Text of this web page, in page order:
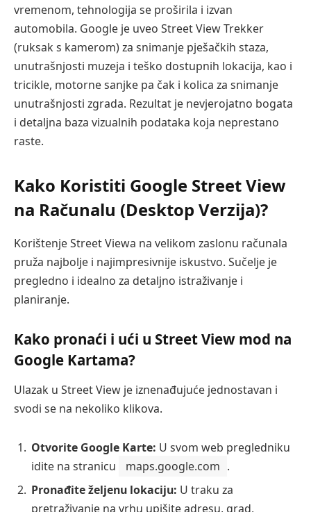
vremenom, tehnologija se proširila i izvan
automobila. Google je uveo Street View Trekker
(ruksak s kamerom) za snimanje pješačkih staza,
unutrašnjosti muzeja i teško dostupnih lokacija, kao i
tricikle, motorne sanjke pa čak i kolica za snimanje
unutrašnjosti zgrada. Rezultat je nevjerojatno bogata
i detaljna baza vizualnih podataka koja neprestano
raste.
Kako Koristiti Google Street View
na Računalu (Desktop Verzija)?
Korištenje Street Viewa na velikom zaslonu računala
pruža najbolje i najimpresivnije iskustvo. Sučelje je
pregledno i idealno za detaljno istraživanje i
planiranje.
Kako pronaći i ući u Street View mod na
Google Kartama?
Ulazak u Street View je iznenađujuće jednostavan i
svodi se na nekoliko klikova.
Otvorite Google Karte: U svom web pregledniku
idite na stranicu
maps.google.com .
Pronađite željenu lokaciju: U traku za
pretraživanje na vrhu upišite adresu, grad,